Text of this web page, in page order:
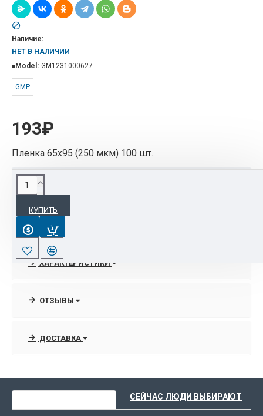
193₽
Наличие:
НЕТ В НАЛИЧИИ
Model: GM1231000627
GMP
Пленка 65х95 (250 мкм) 100 шт.
КУПИТЬ
ОПИСАНИЕ
Пленка 65х95 (250 мкм) 100 шт.
ХАРАКТЕРИСТИКИ
ОТЗЫВЫ
ДОСТАВКА
СЕЙЧАС ЛЮДИ ВЫБИРАЮТ